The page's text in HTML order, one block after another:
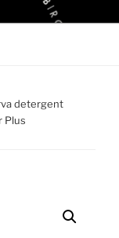
detergent
Plus